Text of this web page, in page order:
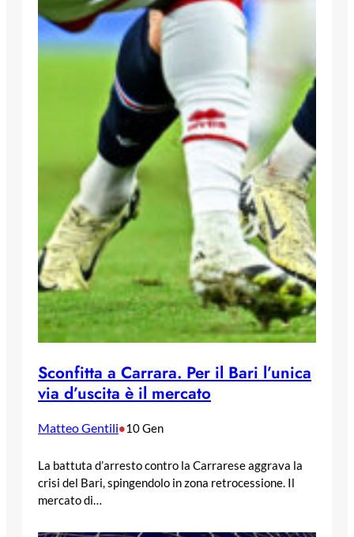
Sconfitta a Carrara. Per il Bari l’unica
via d’uscita è il mercato
Matteo Gentili•10 Gen
La battuta d’arresto contro la Carrarese aggrava la
crisi del Bari, spingendolo in zona retrocessione. Il
mercato di…